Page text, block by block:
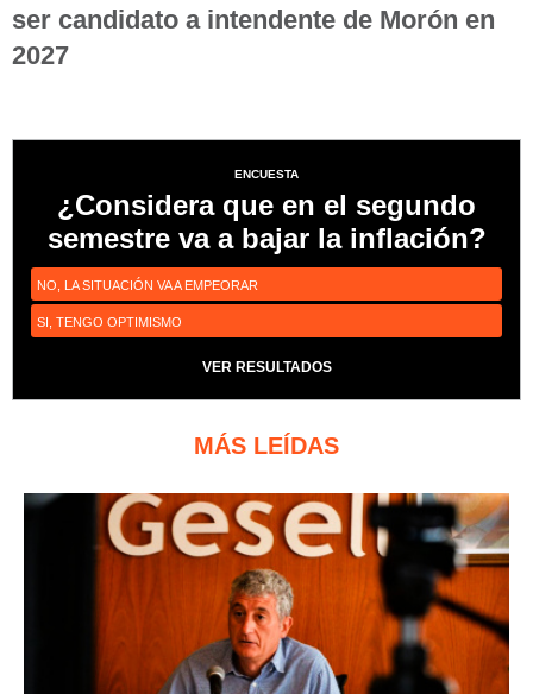
ser candidato a intendente de Morón en
2027
ENCUESTA
¿Considera que en el segundo
semestre va a bajar la inflación?
NO, LA SITUACIÓN VA A EMPEORAR
SI, TENGO OPTIMISMO
VER RESULTADOS
MÁS LEÍDAS